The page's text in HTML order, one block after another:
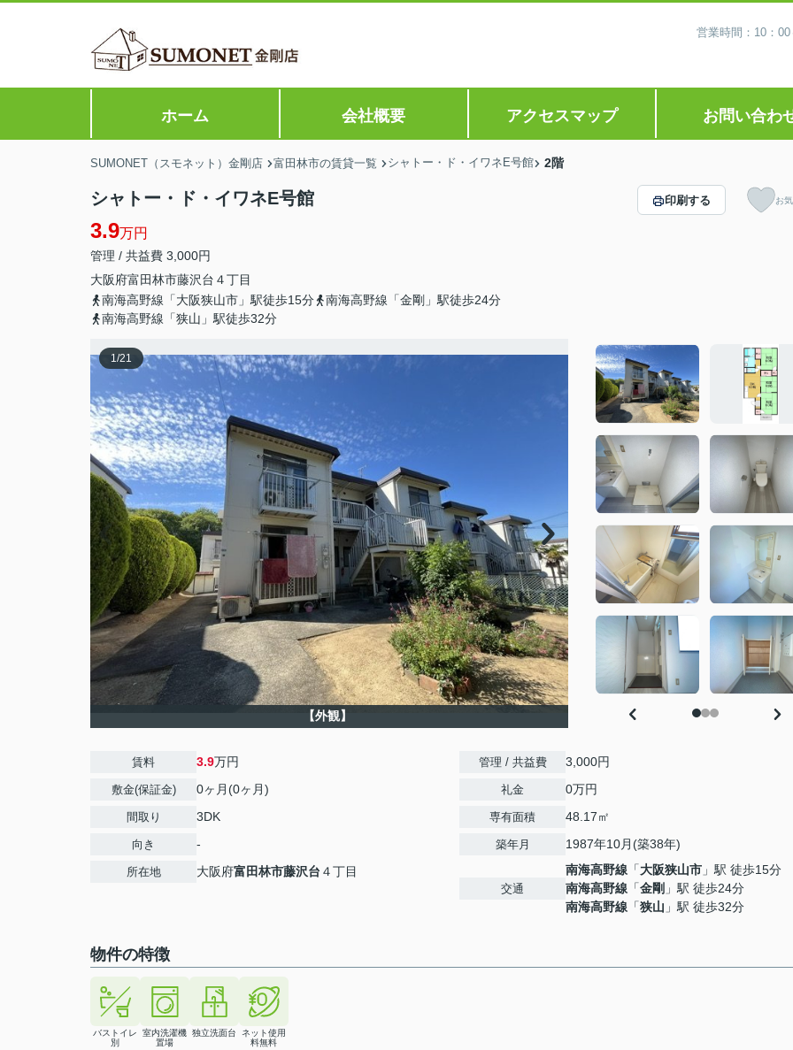
営業時間：10：
ホーム 会社概要 アクセスマップ お問い合わ
SUMONET（スモネット）金剛店 富田林市の賃貸一覧 シャトー・ド・イワネE号館 2階
シャトー・ド・イワネE号館
3.9万円
管理 / 共益費 3,000円
大阪府富田林市藤沢台 ４丁目
南海高野線「大阪狭山市」駅徒歩15分
南海高野線「金剛」駅徒歩24分
南海高野線「狭山」駅徒歩32分
印刷する お
1/21
【外観】
賃料 3.9万円
敷金(保証金) 0ヶ月(0ヶ月)
間取り 3DK
向き -
所在地 大阪府富田林市藤沢台 ４丁目
管理 / 共益費 3,000円
礼金 0万円
専有面積 48.17㎡
築年月 1987年10月(築38年)
交通
南海高野線 「大阪狭山市 」駅 徒歩15分
南海高野線 「金剛 」駅 徒歩24分
南海高野線 「狭山 」駅 徒歩32分
物件の特徴
バストイレ
別
室内洗濯機
置場
独立洗面台
ネット使用
料無料